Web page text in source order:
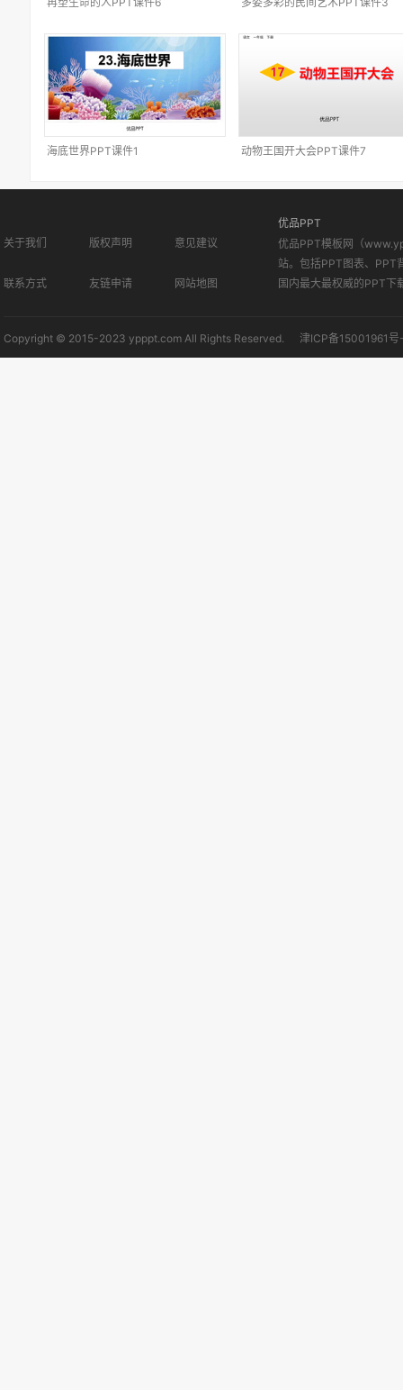
海底世界PPT课件1 动物王国开大会PPT课件7
关于我们 版权声明 意见建议
联系方式 友链申请 网站地图
优品PPT
优品PPT模板网（
站。包括PPT图表、PPT
国内最大最权威的PPT下
Copyright © 2015-2023 ypppt.com All Rights Reserved. 津ICP备15001961号